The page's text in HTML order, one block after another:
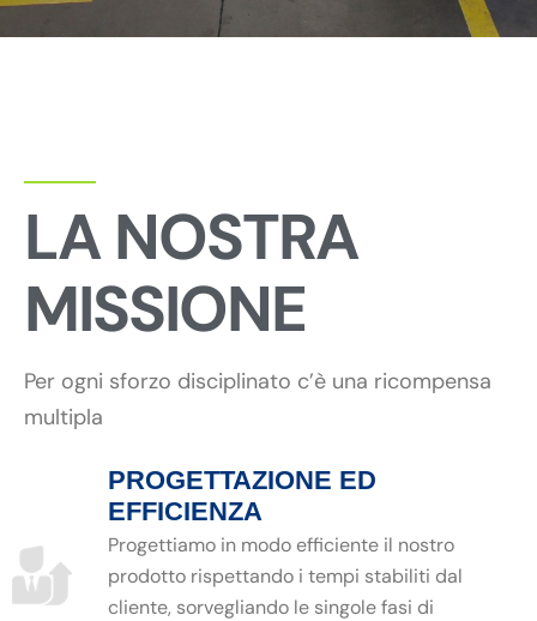
LA NOSTRA
MISSIONE
Per ogni sforzo disciplinato c’è una ricompensa
multipla
PROGETTAZIONE ED
EFFICIENZA
Progettiamo in modo efficiente il nostro
prodotto rispettando i tempi stabiliti dal
cliente, sorvegliando le singole fasi di